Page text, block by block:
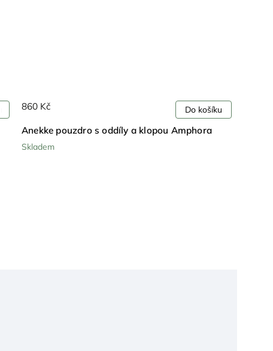
Anekke pouzdro s oddíly a klopou Amphora
Skladem
860 Kč Do košíku